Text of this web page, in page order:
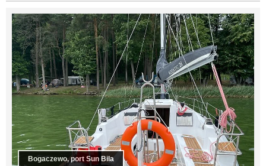
Bogaczewo, port Sun Bila